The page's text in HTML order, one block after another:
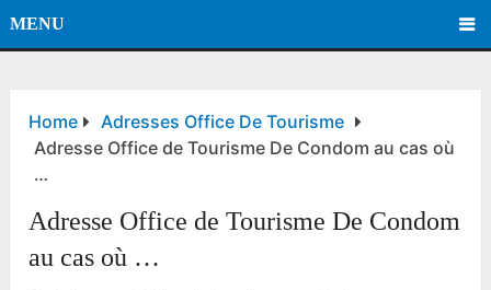
MENU
Home
Adresses Office De Tourisme
Adresse Office de Tourisme De Condom au cas où
…
Adresse Office de Tourisme De Condom
au cas où …